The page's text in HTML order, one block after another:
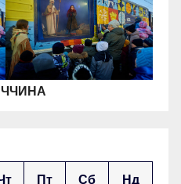
Пт Сб Нд